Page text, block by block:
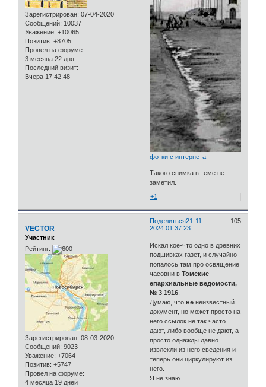
Зарегистрирован: 07-04-2020
Сообщений: 10037
Уважение: +10065
Позитив: +8705
Провел на форуме:
3 месяца 22 дня
Последний визит:
Вчера 17:42:48
фотки с интернета
Такого снимка в теме не
заметил.
+1
Поделиться 105
21-11-
2024 01:37:23
VECTOR
Участник
Рейтинг:
Зарегистрирован: 08-03-2020
Сообщений: 9023
Уважение: +7064
Позитив: +5747
Провел на форуме:
4 месяца 19 дней
Искал кое-что одно в древних
подшивках газет, и случайно
попалось там про освящение
часовни вТомские
епархиальные ведомости,
№ 3 1916.
Думаю, чтоне неизвестный
документ, но может просто на
него ссылок не так часто
дают, либо вообще не дают, а
просто однажды давно
извлекли из него сведения и
теперь они циркулируют из
него.
Я не знаю.